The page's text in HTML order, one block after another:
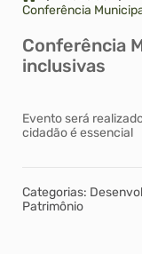
Conferência
Conferência
inclusivas
Evento será
cidadão é essencial
Categorias:
Patrimônio